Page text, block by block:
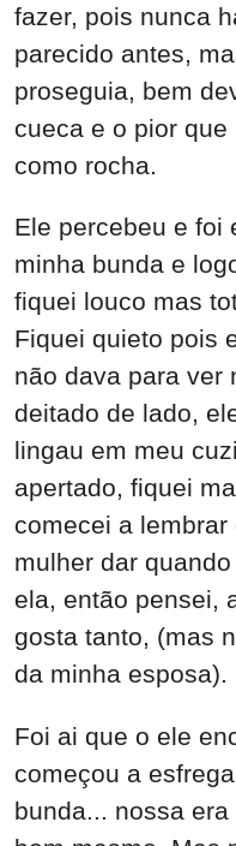
fazer, pois nunca
parecido antes,
proseguia, bem
cueca e o pior
como rocha.
Ele percebeu e foi
minha bunda e
fiquei louco mas
Fiquei quieto pois
não dava para ver
deitado de lado,
lingau em meu
apertado, fiquei
comecei a
mulher dar
ela, então pensei,
gosta tanto, (mas
da minha esposa).
Foi ai que o ele
começou a
bunda... nossa